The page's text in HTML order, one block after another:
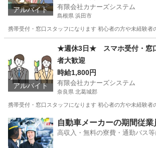
アルバイト 有限会社カナーズシステム
島根県 浜田市
携帯受付・窓口スタッフになります 初心者の方や未経験
携帯ショップ スタッフ
アルバイト
★週休3日★ スマホ受付・窓
者大歓迎
時給1,800円
有限会社カナーズシステム
奈良県 北葛城郡
携帯受付・窓口スタッフになります 初心者の方や未経験
奈良 北葛城郡 携帯ショップ 時給
自動車メーカーの期間従業
高収入・無料の寮費・通勤バス